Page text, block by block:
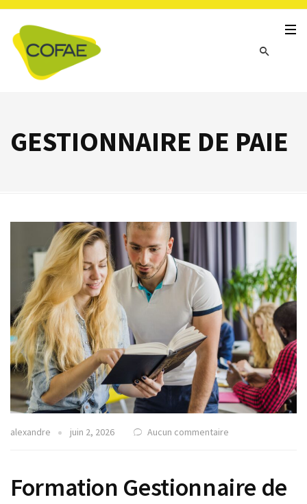
GESTIONNAIRE DE PAIE
alexandre juin 2, 2026 Aucun commentaire
Formation Gestionnaire de